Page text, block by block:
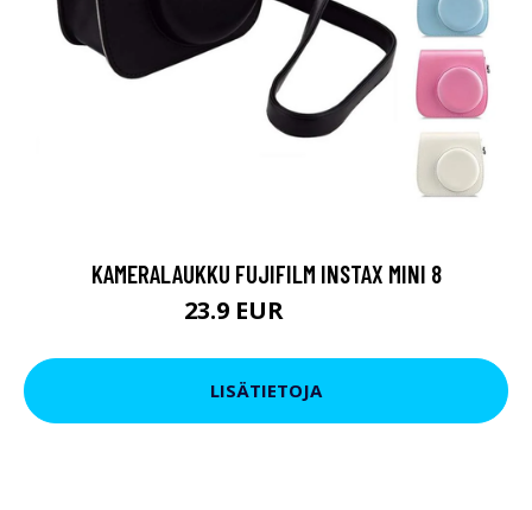
KAMERALAUKKU FUJIFILM INSTAX MINI 8
23.9 EUR
LISÄTIETOJA